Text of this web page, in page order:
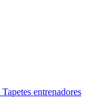
Tapetes entrenadores